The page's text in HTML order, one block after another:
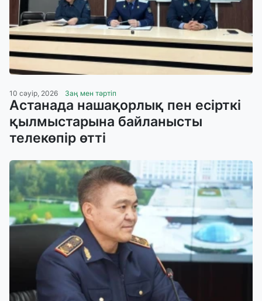
10 сәуір, 2026 Заң мен тәртіп
Астанада нашақорлық пен есірткі
қылмыстарына байланысты
телекөпір өтті